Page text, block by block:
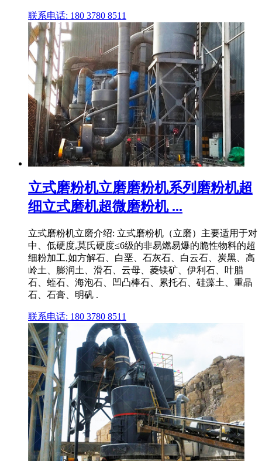
联系电话: 180 3780 8511
立式磨粉机立磨磨粉机系列磨粉机超
细立式磨机超微磨粉机 ...
立式磨粉机立磨介绍: 立式磨粉机（立磨）主要适用于对
中、低硬度,莫氏硬度≤6级的非易燃易爆的脆性物料的超
细粉加工,如方解石、白垩、石灰石、白云石、炭黑、高
岭土、膨润土、滑石、云母、菱镁矿、伊利石、叶腊
石、蛭石、海泡石、凹凸棒石、累托石、硅藻土、重晶
石、石膏、明矾 .
联系电话: 180 3780 8511